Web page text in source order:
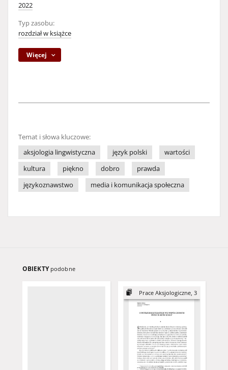
2022
Typ zasobu:
rozdział w książce
Więcej
Temat i słowa kluczowe:
aksjologia lingwistyczna
język polski
wartości
kultura
piękno dobro
prawda
językoznawstwo
media i komunikacja społeczna
OBIEKTY podobne
Prace Aksjologiczne, 3